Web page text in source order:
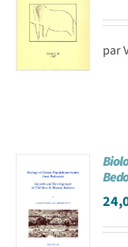
par